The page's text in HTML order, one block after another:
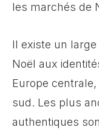
les marchés de
Il existe un
Noël aux
Europe
sud. Les plus
authentiques